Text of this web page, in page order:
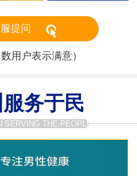
提问
用户表示满意）
务于民
SERVING THE PEOPLE